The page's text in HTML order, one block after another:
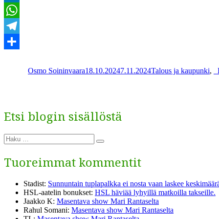
LinkedIn
WhatsApp
Telegram
Osmo Soininvaara18.10.20247.11.2024Talous ja kaupunki,
Etsi blogin sisällöstä
Etsi:
Haku
Tuoreimmat kommentit
Stadist: Sunnuntain tuplapalkka ei nosta vaan laskee
HSL-aatelin bonukset: HSL häviää lyhyillä matkoilla takseille.
Jaakko K: Masentava show Mari Rantaselta
Rahul Somani: Masentava show Mari Rantaselta